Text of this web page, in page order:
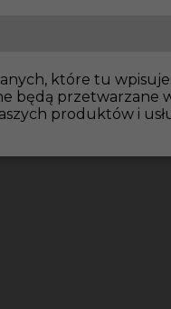
Niemcy
które tu
będą
produktów i